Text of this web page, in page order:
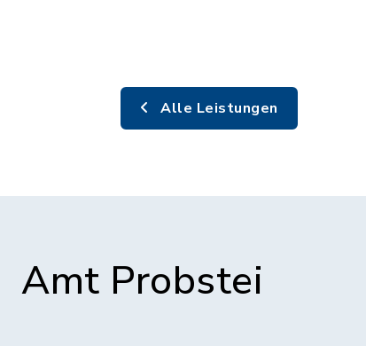
Alle Leistungen
Amt Probstei